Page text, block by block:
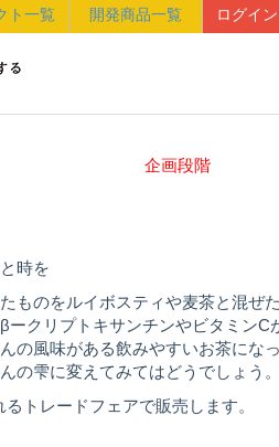
ログイン
開発商品一覧
ト一覧
企画段階
時を
ものをルイボスティや麦茶と混ぜ
クリプトキサンチンやビタミンC
の風味がある飲みやすいお茶になっ
の雫に変えてみてはどうでしょう。
トレードフェアで販売します。